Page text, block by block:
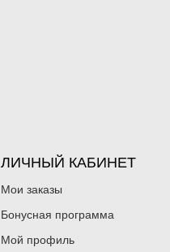
ЛИЧНЫЙ КАБИНЕТ
Мои заказы
Бонусная программа
Мой профиль